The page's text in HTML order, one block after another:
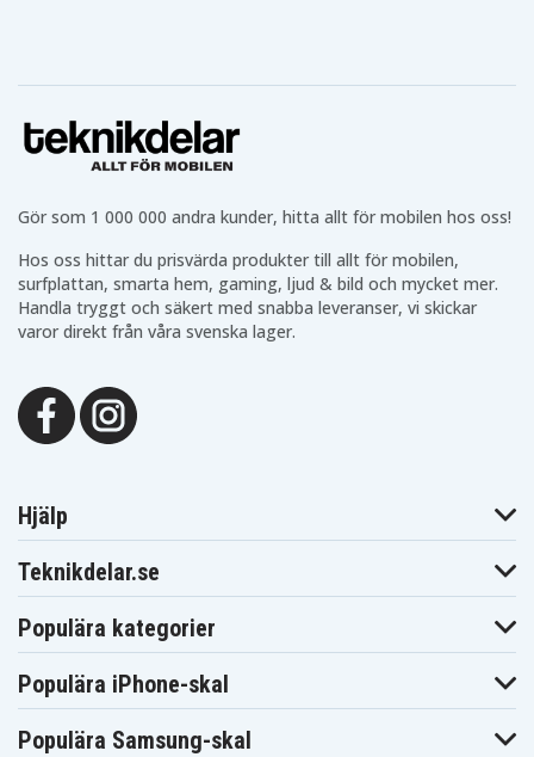
Gör som 1 000 000 andra kunder, hitta allt för mobilen hos oss!
Hos oss hittar du prisvärda produkter till allt för mobilen,
surfplattan, smarta hem, gaming, ljud & bild och mycket mer.
Handla tryggt och säkert med snabba leveranser, vi skickar
varor direkt från våra svenska lager.
Hjälp
Teknikdelar.se
Populära kategorier
Populära iPhone-skal
Populära Samsung-skal